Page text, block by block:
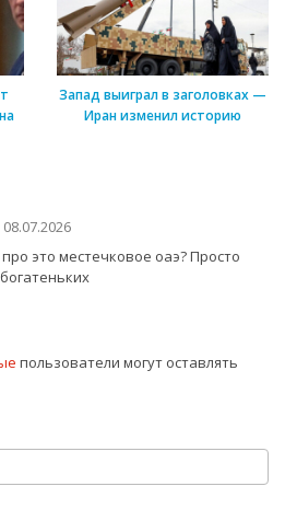
Запад выиграл в заголовках —
Иран изменил историю
08.07.2026
это местечковое оаэ? Просто
пользователи могут оставлять